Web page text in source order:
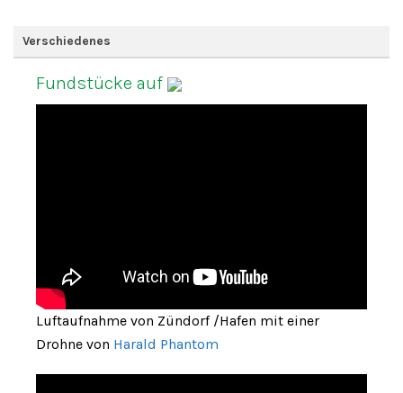
Verschiedenes
Fundstücke auf
Luftaufnahme von Zündorf /Hafen mit einer
Drohne von Harald Phantom